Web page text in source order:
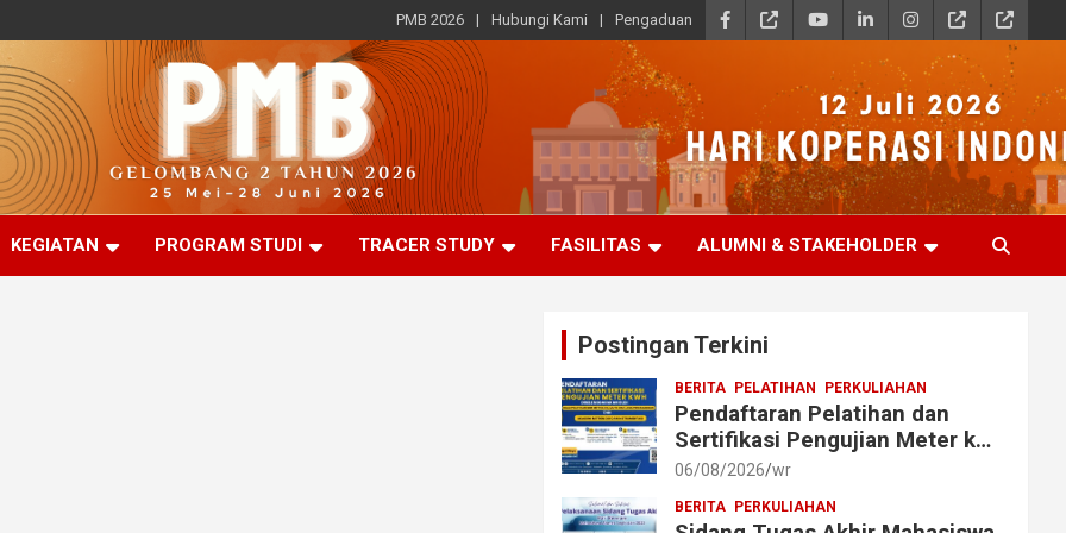
PMB 2026 Hubungi Kami Pengaduan
KEGIATAN PROGRAM STUDI TRACER STUDY FASILITAS ALUMNI & STAKEHOLDER
Postingan Terkini
BERITA PELATIHAN PERKULIAHAN
Pendaftaran Pelatihan dan
Sertifikasi Pengujian Meter kWh
bagi Mahasiswa dan Alumni
06/08/2026 wr
BERITA PERKULIAHAN